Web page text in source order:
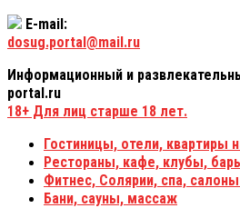
E-mail:
dosug.portal@mail.ru
Информационный и
portal.ru
18+ Для лиц старше 18 лет.
Гостиницы, отели, квартиры
Рестораны, кафе, клубы,
Фитнес, Солярии, спа,
Бани, сауны, массаж